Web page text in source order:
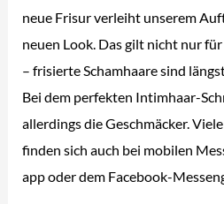
neue Frisur verleiht unserem
neuen Look. Das gilt nicht nur
– frisierte Schamhaare sind
Bei dem perfekten Intimhaar-
allerdings die Geschmäcker.
finden sich auch bei mobilen
app oder dem Facebook-